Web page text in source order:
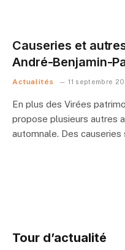
Causeries et
André-Benjamin-
Actualités 11 septembre
En plus des Virées
propose plusieurs autres
automnale. Des
Tour d’actualité